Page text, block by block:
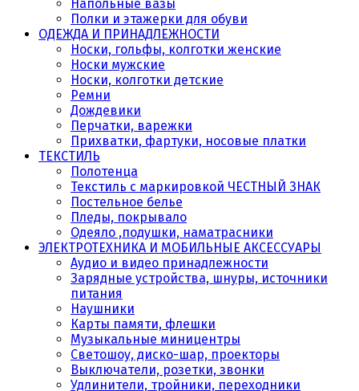
Напольные вазы
Полки и этажерки для обуви
ОДЕЖДА И ПРИНАДЛЕЖНОСТИ
Носки, гольфы, колготки женские
Носки мужские
Носки, колготки детские
Ремни
Дождевики
Перчатки, варежки
Прихватки, фартуки, носовые платки
ТЕКСТИЛЬ
Полотенца
Текстиль с маркировкой ЧЕСТНЫЙ ЗНАК
Постельное белье
Пледы, покрывало
Одеяло ,подушки, наматрасники
ЭЛЕКТРОТЕХНИКА И МОБИЛЬНЫЕ АКСЕССУАРЫ
Аудио и видео принадлежности
Зарядные устройства, шнуры, источники
питания
Наушники
Карты памяти, флешки
Музыкальные миницентры
Светошоу, диско-шар, проекторы
Выключатели, розетки, звонки
Удлинители, тройники, переходники